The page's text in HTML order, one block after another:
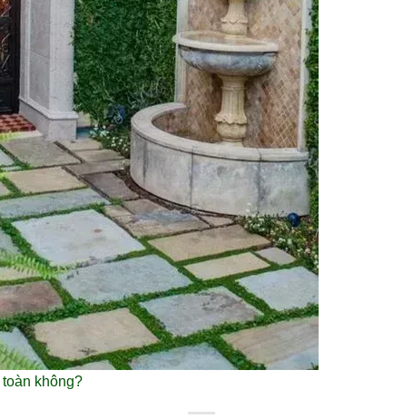
không?